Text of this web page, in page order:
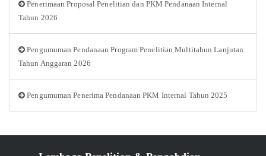
Penerimaan Proposal Penelitian dan PKM Pendanaan Internal
Tahun 2026
Pengumuman Pendanaan Program Penelitian Multitahun Lanjutan
Tahun Anggaran 2026
Pengumuman Penerima Pendanaan PKM Internal Tahun 2025